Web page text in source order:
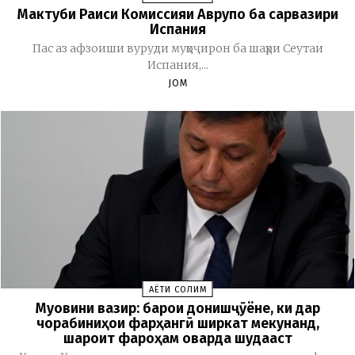
Мактуби Раиси Комиссияи Аврупо ба сарвазири
Испания
Пас аз афзоиши вуруди муҳоҷирон ба шаҳри Сеутаи
Испания,...
JOM
ҲАЁТИ СОЛИМ
Муовини вазир: барои донишҷӯёне, ки дар
чорабиниҳои фарҳангӣ ширкат мекунанд,
шароит фароҳам оварда шудааст